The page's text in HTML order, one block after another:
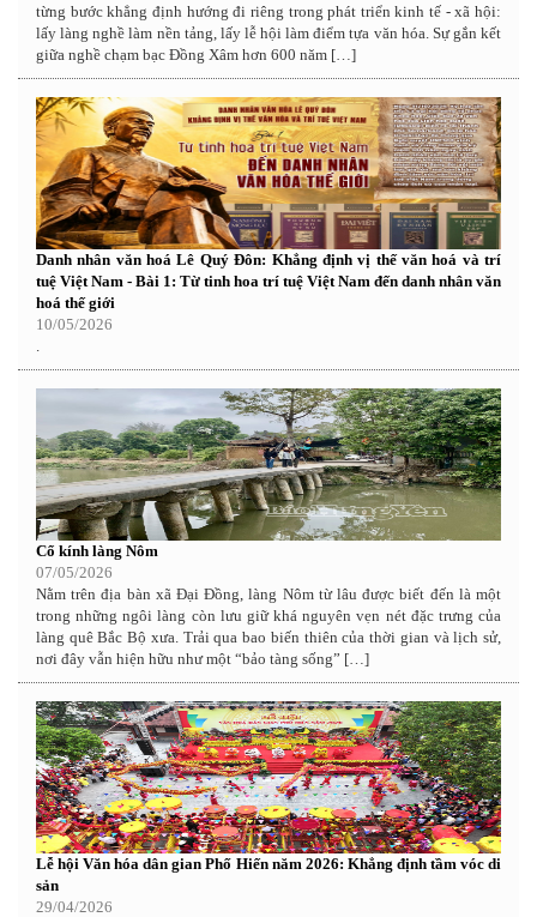
từng bước khẳng định hướng đi riêng trong phát triển kinh tế - xã hội:
lấy làng nghề làm nền tảng, lấy lễ hội làm điểm tựa văn hóa. Sự gắn kết
giữa nghề chạm bạc Đồng Xâm hơn 600 năm […]
Danh nhân văn hoá Lê Quý Đôn: Khẳng định vị thế văn hoá và trí
tuệ Việt Nam - Bài 1: Từ tinh hoa trí tuệ Việt Nam đến danh nhân văn
hoá thế giới
10/05/2026
Cổ kính làng Nôm
07/05/2026
Nằm trên địa bàn xã Đại Đồng, làng Nôm từ lâu được biết đến là một
trong những ngôi làng còn lưu giữ khá nguyên vẹn nét đặc trưng của
làng quê Bắc Bộ xưa. Trải qua bao biến thiên của thời gian và lịch sử,
nơi đây vẫn hiện hữu như một “bảo tàng sống” […]
Lễ hội Văn hóa dân gian Phố Hiến năm 2026: Khẳng định tầm vóc di
sản
29/04/2026